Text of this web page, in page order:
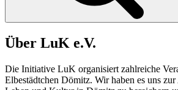
Über LuK e.V.
Die Initiative LuK organisiert zahlreiche
Elbestädtchen Dömitz. Wir haben es uns